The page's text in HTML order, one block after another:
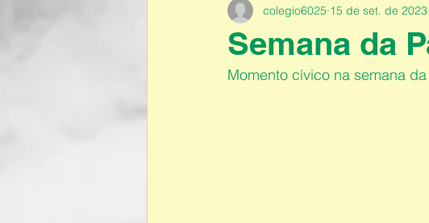
Semana da
colegio6025 15 de set. de 2023
Momento cívico na semana